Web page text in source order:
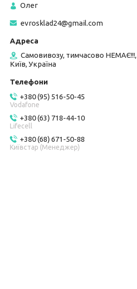
Олег
evrosklad24@gmail.com
Самовивозу, тимчасово НЕМАЄ!!!,
Київ, Україна
+380 (95) 516-50-45
Vodafone
+380 (63) 718-44-10
Lifecell
+380 (68) 671-50-88
Київстар (Менеджер)